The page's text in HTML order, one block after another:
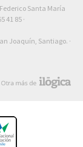
Santa María
41 85 ·
Joaquín, Santiago. ·